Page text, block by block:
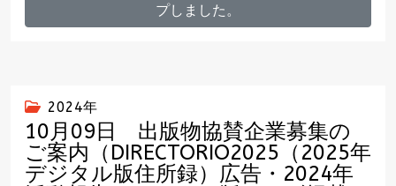
プしました。
2024年
10月09日 出版物協賛企業募集の
ご案内（DIRECTORIO2025（2025年
デジタル版住所録）広告・2024年